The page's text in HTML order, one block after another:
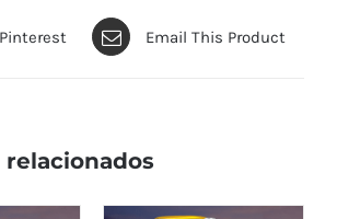
Email This Product